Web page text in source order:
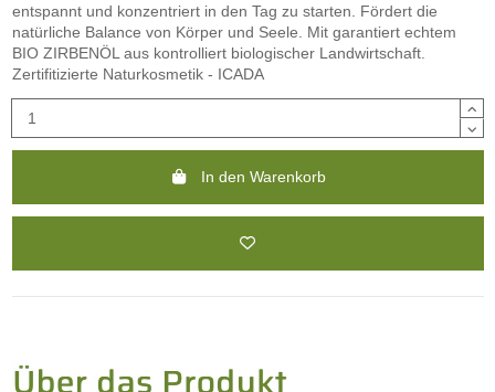
entspannt und konzentriert in den Tag zu starten. Fördert die
natürliche Balance von Körper und Seele. Mit garantiert echtem
BIO ZIRBENÖL aus kontrolliert biologischer Landwirtschaft.
Zertifitizierte Naturkosmetik - ICADA
In den Warenkorb